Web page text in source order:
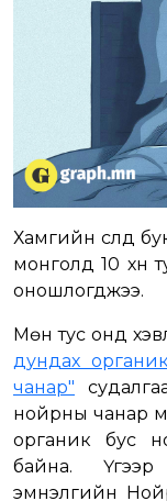
Хамгийн сүүлд
монголд 10 хүн
оношлогджээ.
Мөн тус онд
дундах
чанар"
нойрны чанар
органик бус
байна.
эмнэлгийн